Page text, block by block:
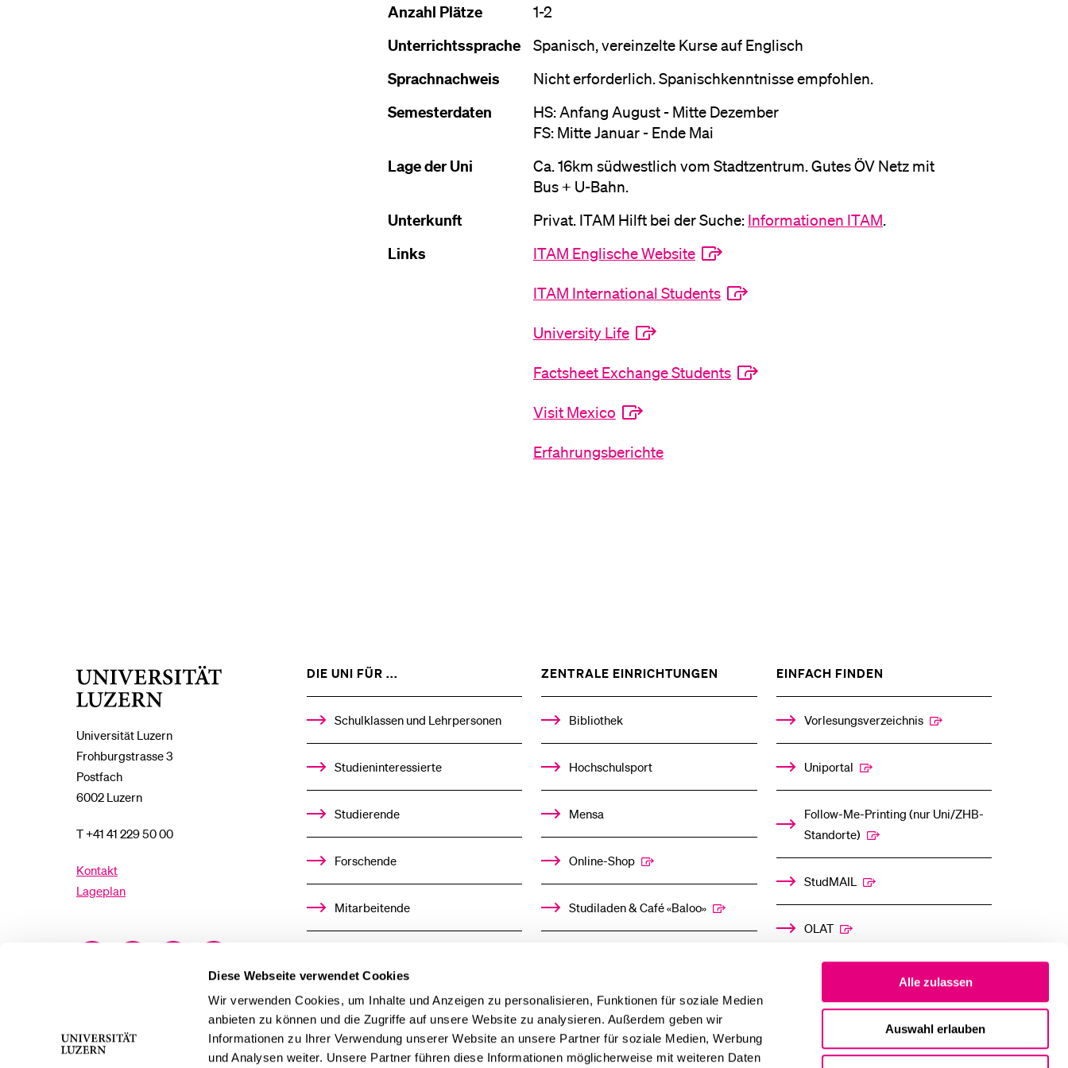
Diese Webseite verwendet Cookies
Wir verwenden Cookies, um Inhalte und Anzeigen zu personalisieren, Funktionen für soziale Medien
anbieten zu können und die Zugriffe auf unsere Website zu analysieren. Außerdem geben wir
Informationen zu Ihrer Verwendung unserer Website an unsere Partner für soziale Medien, Werbung
und Analysen weiter. Unsere Partner führen diese Informationen möglicherweise mit weiteren Daten
Alle zulassen
Auswahl erlauben
Anzahl Plätze 1-2
Unterrichtssprache Spanisch, vereinzelte Kurse auf Englisch
Sprachnachweis Nicht erforderlich. Spanischkenntnisse empfohlen.
Semesterdaten
HS: Anfang August - Mitte Dezember
FS: Mitte Januar - Ende Mai
Lage der Uni
Ca. 16km südwestlich vom Stadtzentrum. Gutes ÖV Netz mit
Bus + U-Bahn.
Unterkunft Privat. ITAM Hilft bei der Suche: Informationen ITAM.
Links ITAM Englische Website
ITAM International Students
University Life
Factsheet Exchange Students
Visit Mexico
Erfahrungsberichte
Universität Luzern
Frohburgstrasse 3
Postfach
6002 Luzern
T +41 41 229 50 00
Kontakt
Lageplan
DIE UNI FÜR ...
%1$S
UNTERMENÜ
Schulklassen und Lehrpersonen
Studieninteressierte
Studierende
Forschende
Mitarbeitende
Stellensuchende
Förderer
ZENTRALE EINRICHTUNGEN
%1$S
UNTERMENÜ
Bibliothek
Hochschulsport
Mensa
Online-Shop
Studiladen & Café «Baloo»
EINFACH FINDEN
%1$S
UNTERMENÜ
Vorlesungsverzeichnis
Uniportal
Follow-Me-Printing­ ­(nur Uni/ZHB-
Standorte)
StudMAIL
OLAT
Mitarbeitende
Alumni